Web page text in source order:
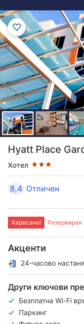
Hyatt Place
Хотел
Оценка в
8,4 Отличен
Харесано! Резервиран
Акценти
24-часово
Други ключови
Безплатна Wi-Fi
Паркинг